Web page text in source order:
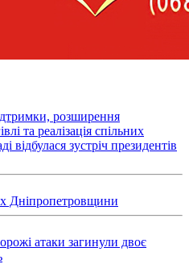
розширення
та реалізація спільних
відбулася зустріч президентів
Дніпропетровщини
атаки загинули двоє